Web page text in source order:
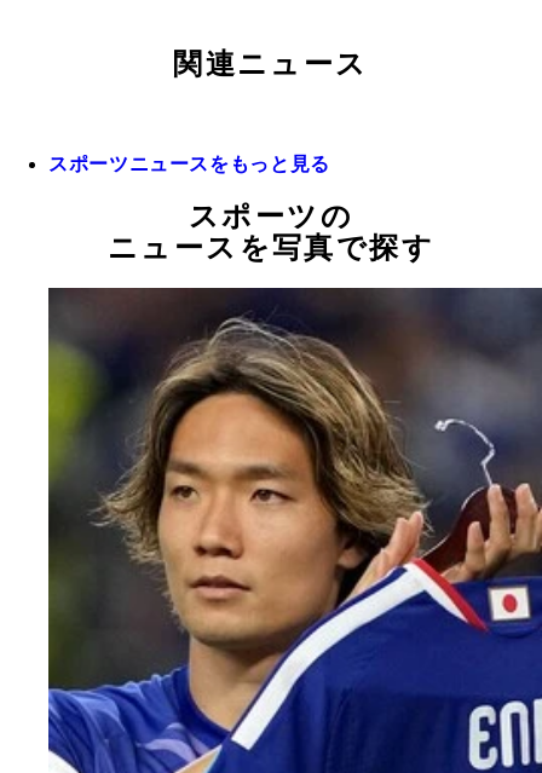
関連ニュース
スポーツニュースをもっと見る
スポーツの
ニュースを写真で探す